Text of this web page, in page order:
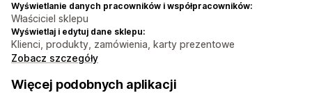
Wyświetlanie danych pracowników i współpracowników:
Właściciel sklepu
Wyświetlaj i edytuj dane sklepu:
Klienci, produkty, zamówienia, karty prezentowe
Zobacz szczegóły
Więcej podobnych aplikacji